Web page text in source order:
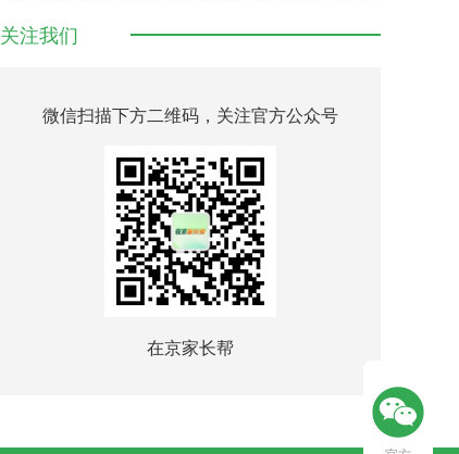
关注我们
微信扫描下方二维码，关注官方公众号
在京家长帮